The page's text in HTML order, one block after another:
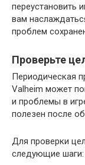
переустановить
вам
проблем
Проверьте
Периодическая
Valheim может
и проблемы в
полезен после
Для проверки
следующие шаги: